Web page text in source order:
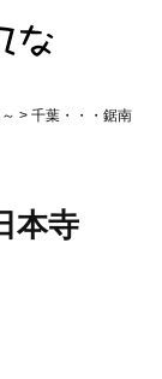
> 千葉・・・鋸南
本寺